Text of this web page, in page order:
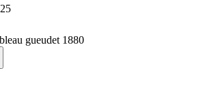
gueudet 1880